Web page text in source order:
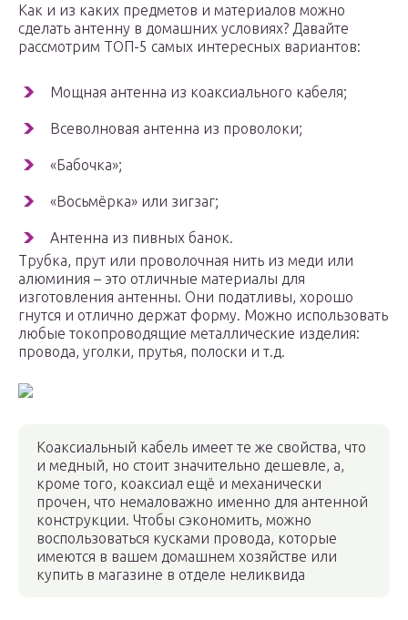
Как и из каких предметов и материалов можно
сделать антенну в домашних условиях? Давайте
рассмотрим ТОП-5 самых интересных вариантов:
Мощная антенна из коаксиального кабеля;
Всеволновая антенна из проволоки;
«Бабочка»;
«Восьмёрка» или зигзаг;
Антенна из пивных банок.
Трубка, прут или проволочная нить из меди или
алюминия – это отличные материалы для
изготовления антенны. Они податливы, хорошо
гнутся и отлично держат форму. Можно использовать
любые токопроводящие металлические изделия:
провода, уголки, прутья, полоски и т.д.
Коаксиальный кабель имеет те же свойства, что
и медный, но стоит значительно дешевле, а,
кроме того, коаксиал ещё и механически
прочен, что немаловажно именно для антенной
конструкции. Чтобы сэкономить, можно
воспользоваться кусками провода, которые
имеются в вашем домашнем хозяйстве или
купить в магазине в отделе неликвида